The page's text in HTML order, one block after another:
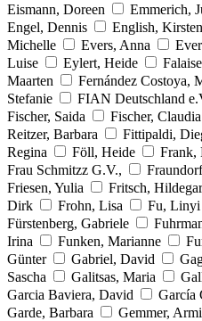
Eismann, Doreen
Emmerich,
Engel, Dennis
English, Kirsten
Michelle
Evers, Anna
Luise
Eylert, Heide
Maarten
Fernández Costoya,
Stefanie
FIAN Deutschland
Fischer, Saida
Fischer, Claudia
Reitzer, Barbara
Fittipaldi,
Regina
Föll, Heide Frank,
Frau Schmitzz G.V.,
Friesen, Yulia
Fritsch,
Dirk
Frohn, Lisa Fu, Linyi
Fürstenberg, Gabriele
Irina
Funken, Marianne
Günter
Gabriel, David
Sascha
Galitsas, Maria
Garcia Baviera, David
García
Garde, Barbara
Gemmer,